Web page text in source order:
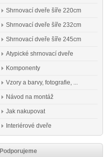
Shrnovací dveře šíře 220cm
Shrnovací dveře šíře 232cm
Shrnovací dveře šíře 245cm
Atypické shrnovací dveře
Komponenty
Vzory a barvy, fotografie, ...
Návod na montáž
Jak nakupovat
Interiérové dveře
Podporujeme